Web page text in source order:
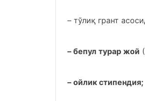
– тўлиқ грант
– бепул турар жой
– ойлик стипендия;